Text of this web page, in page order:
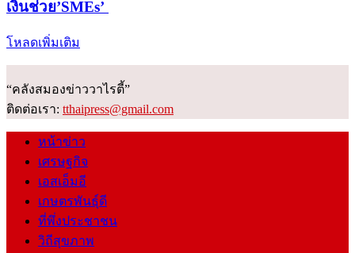
เงินช่วย’SMEs’
โหลดเพิ่มเติม
“คลังสมองข่าววาไรตี้”
ติดต่อเรา: tthaipress@gmail.com
หน้าข่าว
เศรษฐกิจ
เอสเอ็มอี
เกษตรพันธุ์ดี
ที่พึ่งประชาชน
วิถีสุขภาพ